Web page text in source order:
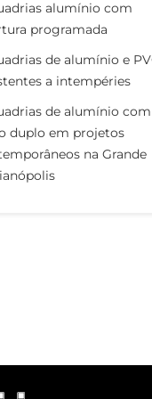
alumínio com
programada
de alumínio e
a intempéries
de alumínio com
duplo em projetos
na Grande